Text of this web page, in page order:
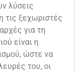
λύσεις
τις ξεχωριστές
για τη
είναι η
ώστε να
του, οι